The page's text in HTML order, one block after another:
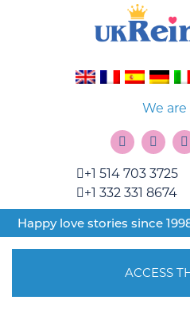
We are
+1 514 703 3725
+1 332 331 8674
Happy love stories since
ACCESS